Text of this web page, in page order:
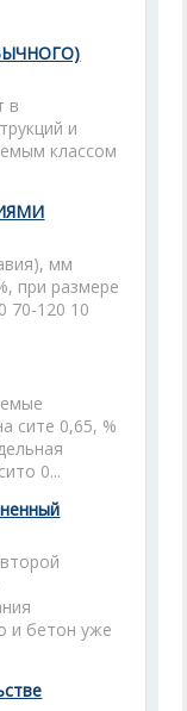
в
и
классом
мм
при размере
70-120 10
сите 0,65, %
0...
и бетон уже